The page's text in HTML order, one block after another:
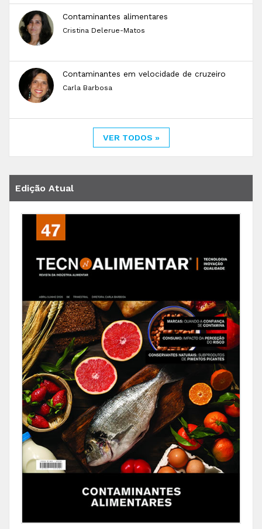
Contaminantes alimentares
Cristina Delerue-Matos
Contaminantes em velocidade de cruzeiro
Carla Barbosa
VER TODOS »
Edição Atual